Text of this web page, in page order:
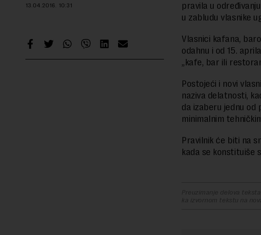
13.04.2016. 10:31
pravila u
u zabludu vlasnike
Vlasnici kafana,
odahnu i od 15.
„kafe, bar ili
Postojeći i novi
naziva delatnosti,
da izaberu jednu od
minimalnim
Pravilnik će biti na
kada se konstituiše
Preuzimanje delova
ka izvornom tekstu na